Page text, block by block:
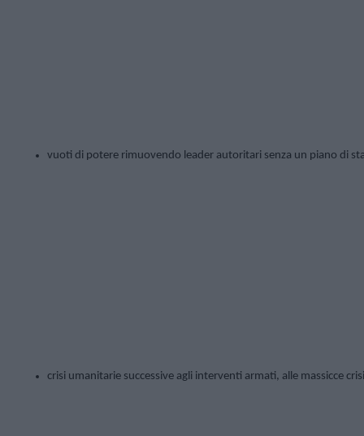
vuoti di potere rimuovendo leader autoritari senza un piano di
crisi umanitarie successive agli interventi armati, alle massicce